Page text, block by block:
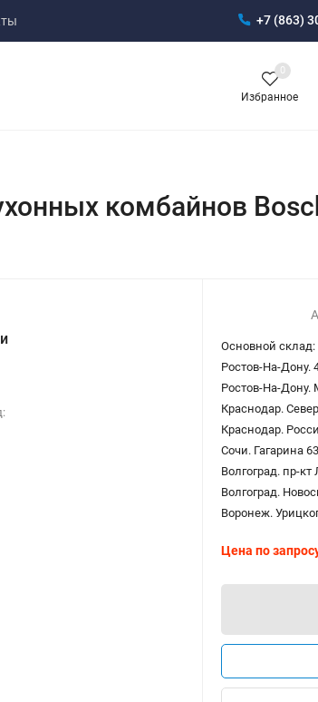
+7 (863)
Избранное
0
комбайнов
Основной склад:
Ростов-На-Дону.
Ростов-На-Дону.
Краснодар.
Краснодар.
Сочи. Гагарина
Волгоград. пр-
Волгоград.
Воронеж.
Цена по